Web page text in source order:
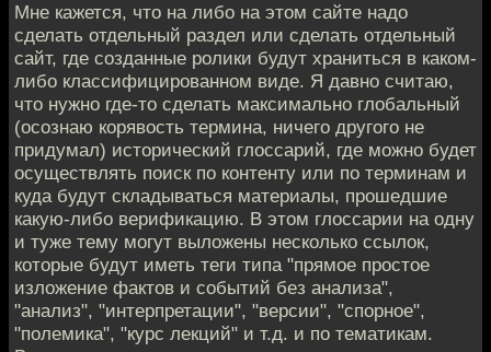
Мне кажется, что на либо на этом сайте надо
сделать отдельный раздел или сделать отдельный
сайт, где созданные ролики будут храниться в каком-
либо классифицированном виде. Я давно считаю,
что нужно где-то сделать максимально глобальный
(осознаю корявость термина, ничего другого не
придумал) исторический глоссарий, где можно будет
осуществлять поиск по контенту или по терминам и
куда будут складываться материалы, прошедшие
какую-либо верификацию. В этом глоссарии на одну
и туже тему могут выложены несколько ссылок,
которые будут иметь теги типа "прямое простое
изложение фактов и событий без анализа",
"анализ", "интерпретации", "версии", "спорное",
"полемика", "курс лекций" и т.д. и по тематикам.